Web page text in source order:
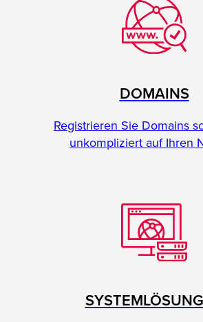
DOMAINS
Registrieren Sie Domains
unkompliziert auf Ihren